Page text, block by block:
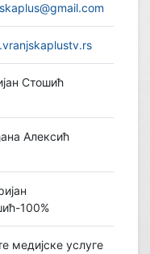
Стошић
Алексић
100%
медијске услуге